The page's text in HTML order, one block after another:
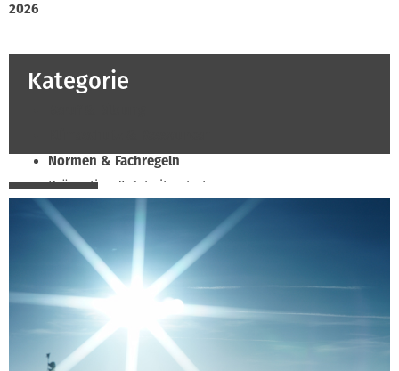
2026
Kategorie
Normen & Fachregeln
Prävention & Arbeitsschutz
Recht & Wirtschaft
Soziales & Tarifpolitik
Verband & Innungen
Innung